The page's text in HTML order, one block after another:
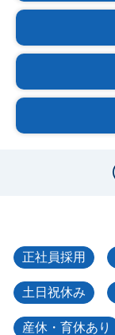
正社員採用
土日祝休み
産休・育休あり